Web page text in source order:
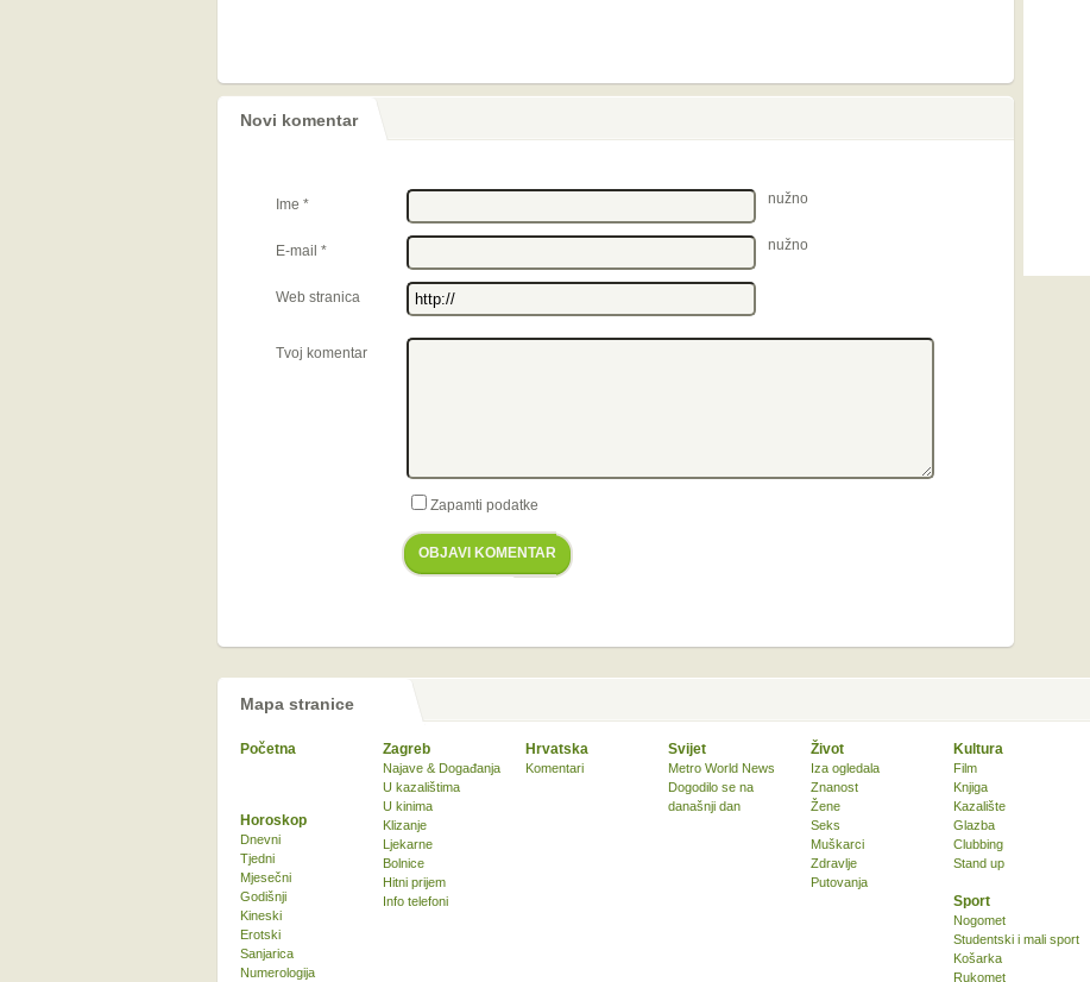
Novi komentar
Ime * nužno
E-mail * nužno
Web stranica
Tvoj komentar
Zapamti podatke
OBJAVI KOMENTAR
Mapa stranice
Početna Zagreb
Najave & Događanja
U kazalištima
U kinima
Klizanje
Ljekarne
Bolnice
Hitni prijem
Info telefoni
Hrvatska
Komentari
Svijet
Metro World News
Dogodilo se na
današnji dan
Život
Iza ogledala
Znanost
Žene
Seks
Muškarci
Zdravlje
Putovanja
Kultura
Film
Knjiga
Kazalište
Glazba
Clubbing
Stand up
Sport
Nogomet
Studentski i mali sport
Košarka
Rukomet
Horoskop
Dnevni
Tjedni
Mjesečni
Godišnji
Kineski
Erotski
Sanjarica
Numerologija